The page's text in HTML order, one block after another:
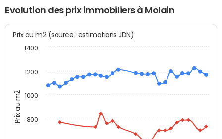
Evolution des prix immobiliers à Molain
Prix au m2
Prix au m2 (source : estimations JDN)
800
1000
1200
1400